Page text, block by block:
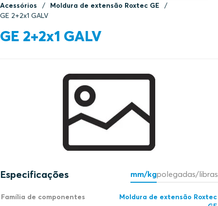
Acessórios
Moldura de extensão Roxtec GE
GE 2+2x1 GALV
GE 2+2x1 GALV
Especificações mm/kgpolegadas/libras
Família de componentes
Moldura de extensão Roxtec